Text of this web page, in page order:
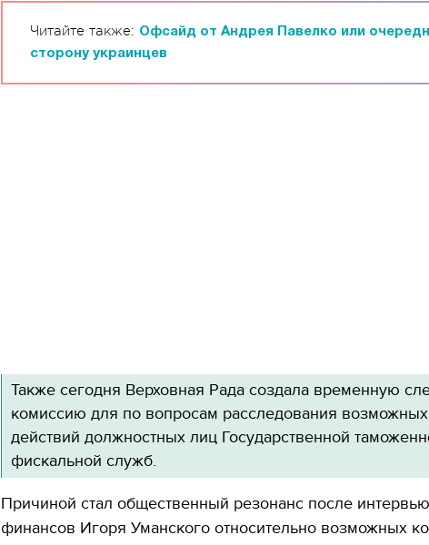
Читайте также: Офсайд от Андрея Павелко или
сторону украинцев
Также сегодня Верховная Рада создала временную
комиссию для по вопросам расследования
действий должностных лиц Государственной
фискальной служб.
Причиной стал общественный резонанс после
финансов Игоря Уманского относительно возможных